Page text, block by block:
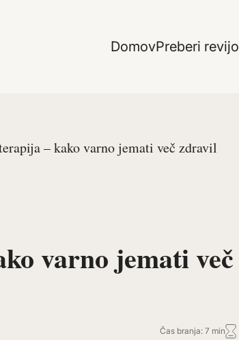
DomovPreberi revijo
– kako varno jemati več zdravil
varno jemati več
Čas branja: 7 min